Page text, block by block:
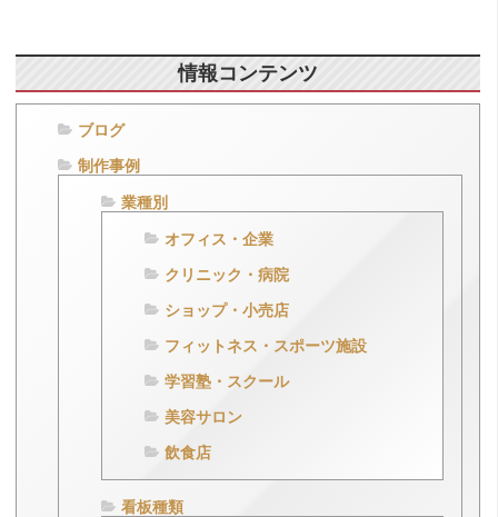
情報コンテンツ
ブログ
制作事例
業種別
オフィス・企業
クリニック・病院
ショップ・小売店
フィットネス・スポーツ施設
学習塾・スクール
美容サロン
飲食店
看板種類